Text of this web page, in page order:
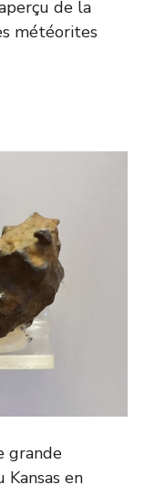
de la
météorites
grande
en